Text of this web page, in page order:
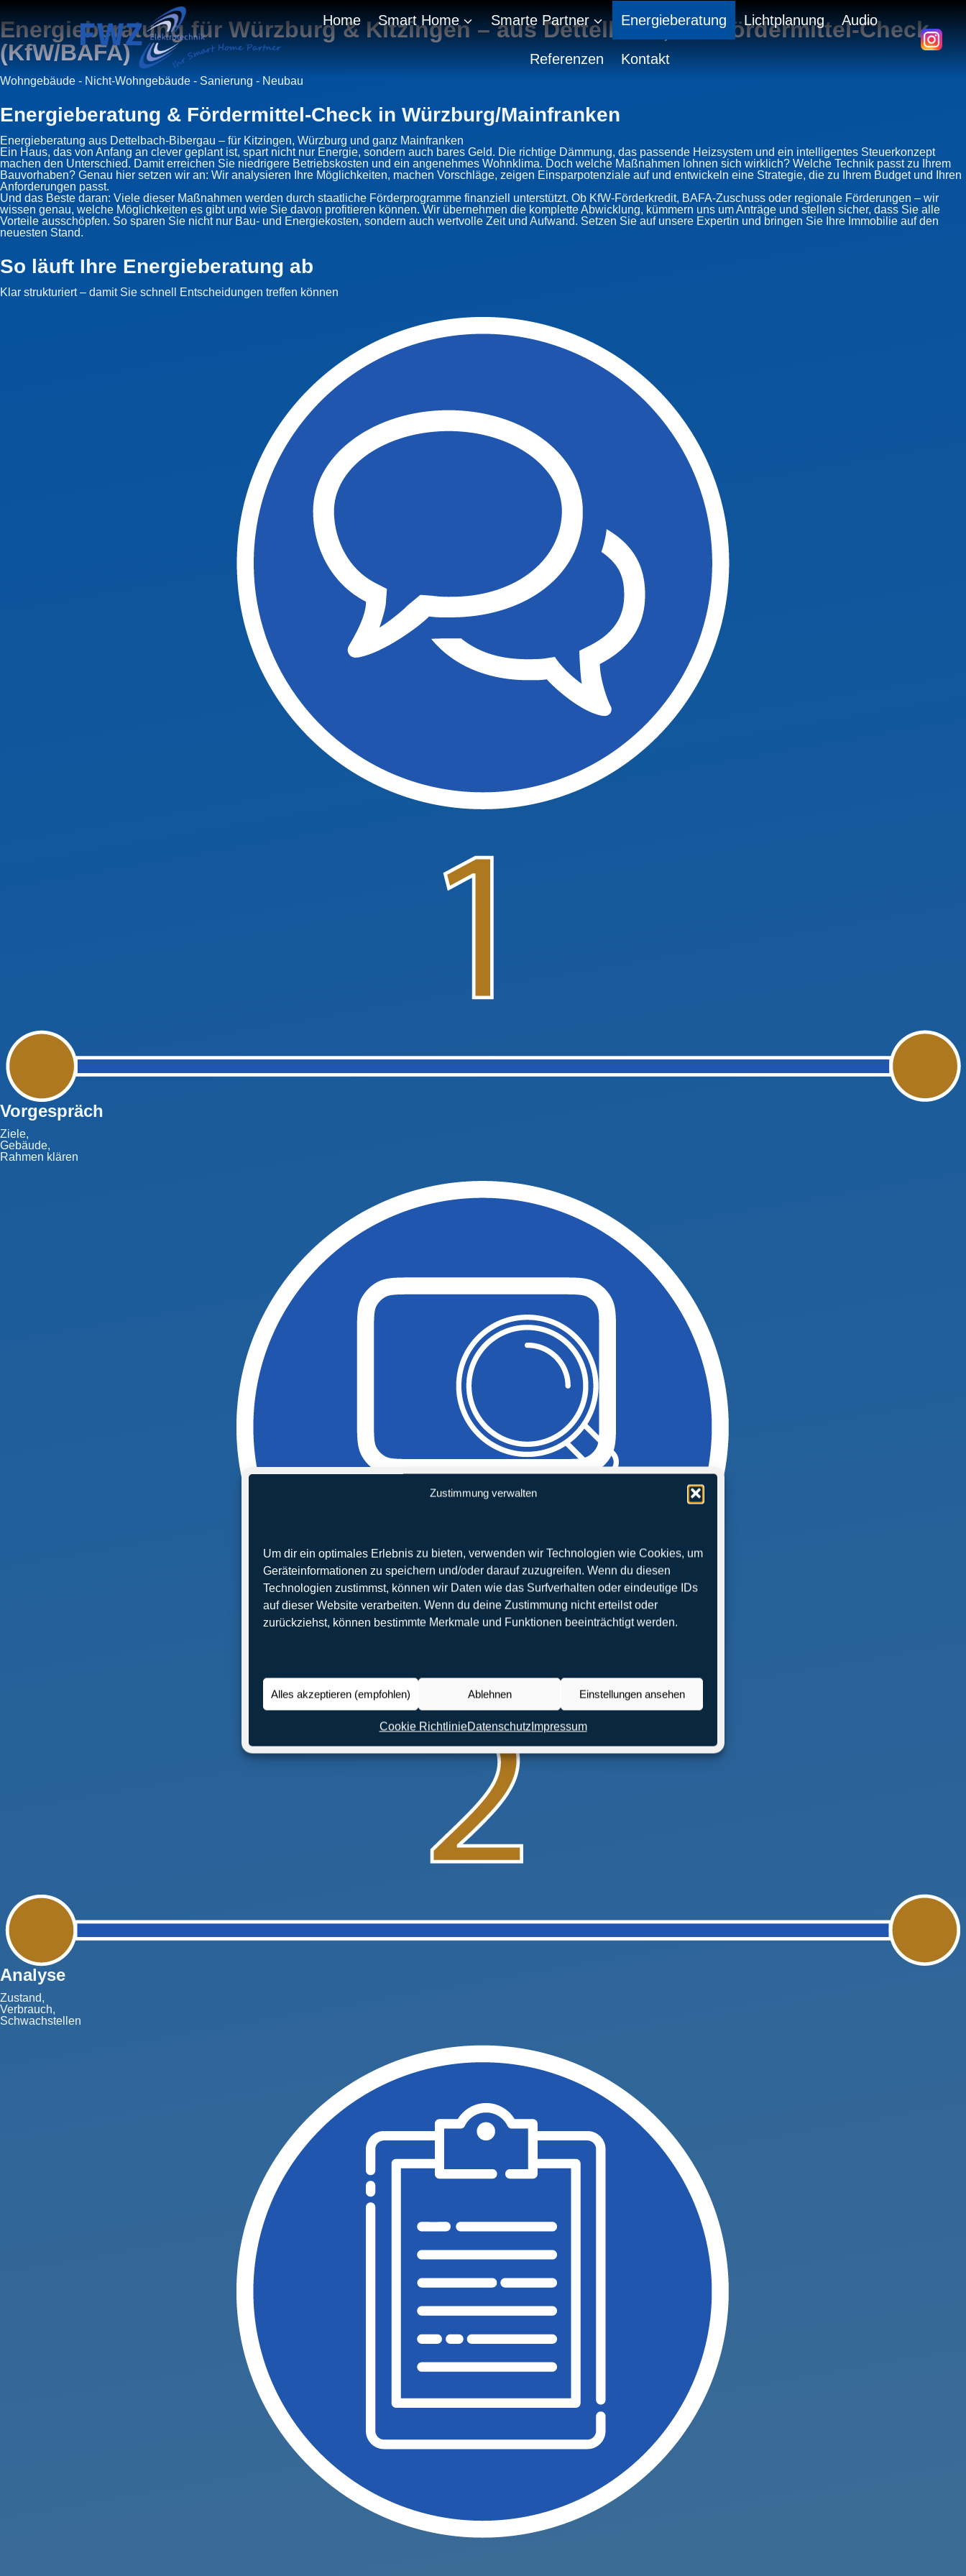
Zustimmung verwalten
Um dir ein optimales Erlebnis zu bieten, verwenden wir Technologien wie Cookies, um
Geräteinformationen zu speichern und/oder darauf zuzugreifen. Wenn du diesen
Technologien zustimmst, können wir Daten wie das Surfverhalten oder eindeutige IDs
auf dieser Website verarbeiten. Wenn du deine Zustimmung nicht erteilst oder
zurückziehst, können bestimmte Merkmale und Funktionen beeinträchtigt werden.
Alles akzeptieren (empfohlen) Ablehnen Einstellungen ansehen
Cookie RichtlinieDatenschutzImpressum
Home Smart Home Smarte Partner Energieberatung Lichtplanung Audio
Referenzen Kontakt
Energieberatung für Würzburg & Kitzingen – aus Dettelbach, mit Fördermittel-Check
(KfW/BAFA)
Wohngebäude - Nicht-Wohngebäude - Sanierung - Neubau
Energieberatung & Fördermittel-Check in Würzburg/Mainfranken
Energieberatung aus Dettelbach-Bibergau – für Kitzingen, Würzburg und ganz Mainfranken
Ein Haus, das von Anfang an clever geplant ist, spart nicht nur Energie, sondern auch bares Geld. Die richtige Dämmung, das passende Heizsystem und ein intelligentes Steuerkonzept
machen den Unterschied. Damit erreichen Sie niedrigere Betriebskosten und ein angenehmes Wohnklima. Doch welche Maßnahmen lohnen sich wirklich? Welche Technik passt zu Ihrem
Bauvorhaben? Genau hier setzen wir an: Wir analysieren Ihre Möglichkeiten, machen Vorschläge, zeigen Einsparpotenziale auf und entwickeln eine Strategie, die zu Ihrem Budget und Ihren
Anforderungen passt.
Und das Beste daran: Viele dieser Maßnahmen werden durch staatliche Förderprogramme finanziell unterstützt. Ob KfW-Förderkredit, BAFA-Zuschuss oder regionale Förderungen – wir
wissen genau, welche Möglichkeiten es gibt und wie Sie davon profitieren können. Wir übernehmen die komplette Abwicklung, kümmern uns um Anträge und stellen sicher, dass Sie alle
Vorteile ausschöpfen. So sparen Sie nicht nur Bau- und Energiekosten, sondern auch wertvolle Zeit und Aufwand. Setzen Sie auf unsere Expertin und bringen Sie Ihre Immobilie auf den
neuesten Stand.
So läuft Ihre Energieberatung ab
Klar strukturiert – damit Sie schnell Entscheidungen treffen können
Vorgespräch
Ziele,
Gebäude,
Rahmen klären
Analyse
Zustand,
Verbrauch,
Schwachstellen